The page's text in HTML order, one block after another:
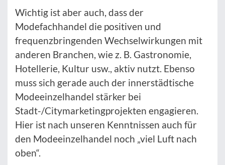
Wichtig ist aber auch, dass der
Modefachhandel die positiven und
frequenzbringenden Wechselwirkungen mit
anderen Branchen, wie z. B. Gastronomie,
Hotellerie, Kultur usw., aktiv nutzt. Ebenso
muss sich gerade auch der innerstädtische
Modeeinzelhandel stärker bei
Stadt-/Citymarketingprojekten engagieren.
Hier ist nach unseren Kenntnissen auch für
den Modeeinzelhandel noch „viel Luft nach
oben“.